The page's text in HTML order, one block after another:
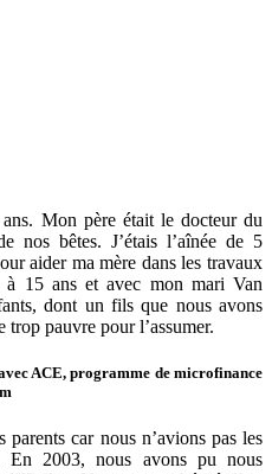
Mon père était le docteur du
nos bêtes. J’étais l’aînée de 5
aider ma mère dans les travaux
à 15 ans et avec mon mari Van
dont un fils que nous avons
pauvre pour l’assumer.
ACE, programme de microfinance
car nous n’avions pas les
En 2003, nous avons pu nous